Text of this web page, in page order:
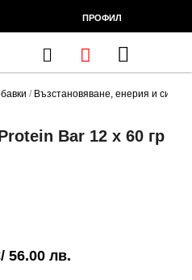
ПРОФИЛ
Cart
/ Възстановяване, енерия и сила
Bar 12 x 60 гр
/ 56.00 лв.